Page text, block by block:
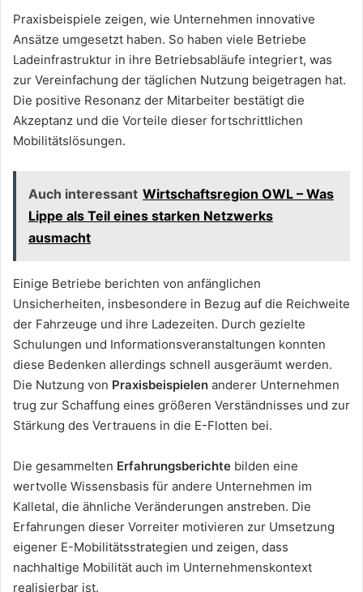
Praxisbeispiele zeigen, wie Unternehmen innovative
Ansätze umgesetzt haben. So haben viele Betriebe
Ladeinfrastruktur in ihre Betriebsabläufe integriert, was
zur Vereinfachung der täglichen Nutzung beigetragen hat.
Die positive Resonanz der Mitarbeiter bestätigt die
Akzeptanz und die Vorteile dieser fortschrittlichen
Mobilitätslösungen.
Auch interessant Wirtschaftsregion OWL – Was
Lippe als Teil eines starken Netzwerks
ausmacht
Einige Betriebe berichten von anfänglichen
Unsicherheiten, insbesondere in Bezug auf die Reichweite
der Fahrzeuge und ihre Ladezeiten. Durch gezielte
Schulungen und Informationsveranstaltungen konnten
diese Bedenken allerdings schnell ausgeräumt werden.
Die Nutzung von Praxisbeispielen anderer Unternehmen
trug zur Schaffung eines größeren Verständnisses und zur
Stärkung des Vertrauens in die E-Flotten bei.
Die gesammelten Erfahrungsberichte bilden eine
wertvolle Wissensbasis für andere Unternehmen im
Kalletal, die ähnliche Veränderungen anstreben. Die
Erfahrungen dieser Vorreiter motivieren zur Umsetzung
eigener E-Mobilitätsstrategien und zeigen, dass
nachhaltige Mobilität auch im Unternehmenskontext
realisierbar ist.